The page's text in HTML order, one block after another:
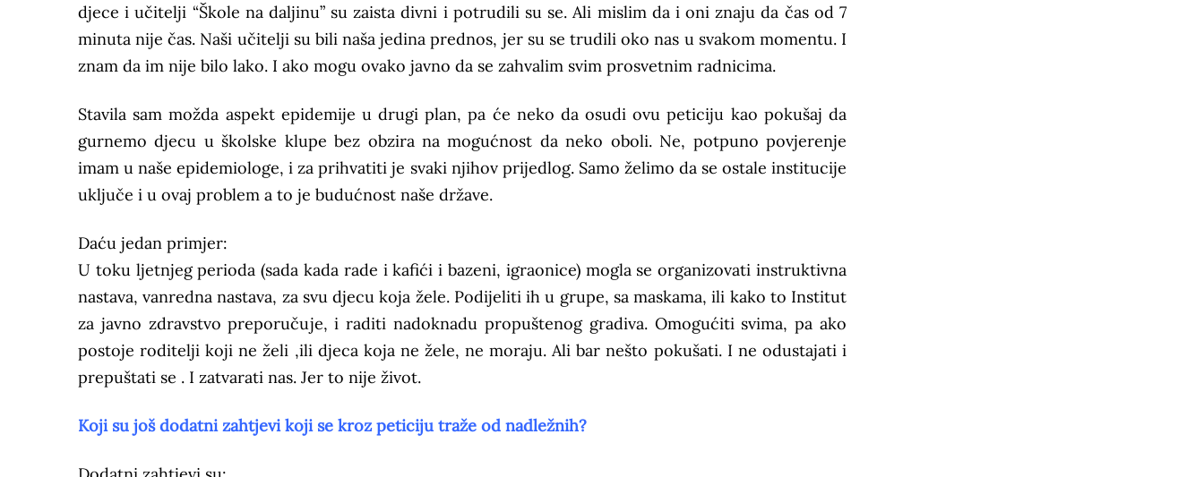
djece i učitelji “Škole na daljinu” su zaista divni i potrudili su se. Ali mislim da i oni znaju da čas od 7
minuta nije čas. Naši učitelji su bili naša jedina prednos, jer su se trudili oko nas u svakom momentu. I
znam da im nije bilo lako. I ako mogu ovako javno da se zahvalim svim prosvetnim radnicima.
Stavila sam možda aspekt epidemije u drugi plan, pa će neko da osudi ovu peticiju kao pokušaj da
gurnemo djecu u školske klupe bez obzira na mogućnost da neko oboli. Ne, potpuno povjerenje
imam u naše epidemiologe, i za prihvatiti je svaki njihov prijedlog. Samo želimo da se ostale institucije
uključe i u ovaj problem a to je budućnost naše države.
Daću jedan primjer:
U toku ljetnjeg perioda (sada kada rade i kafići i bazeni, igraonice) mogla se organizovati instruktivna
nastava, vanredna nastava, za svu djecu koja žele. Podijeliti ih u grupe, sa maskama, ili kako to Institut
za javno zdravstvo preporučuje, i raditi nadoknadu propuštenog gradiva. Omogućiti svima, pa ako
postoje roditelji koji ne želi ,ili djeca koja ne žele, ne moraju. Ali bar nešto pokušati. I ne odustajati i
prepuštati se . I zatvarati nas. Jer to nije život.
Koji su još dodatni zahtjevi koji se kroz peticiju traže od nadležnih?